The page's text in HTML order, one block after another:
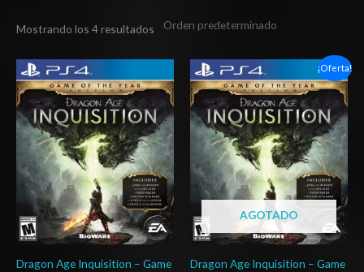
Mostrando los 4 resultados
Dragon Age Inquisition – Game
Rango
de
precios:
desde
$20.03
hasta
$29.03
¡Oferta!
AGOTADO
Dragon Age Inquisition – Game
Rango
de
precios:
desde
$4.00
hasta
$7.00